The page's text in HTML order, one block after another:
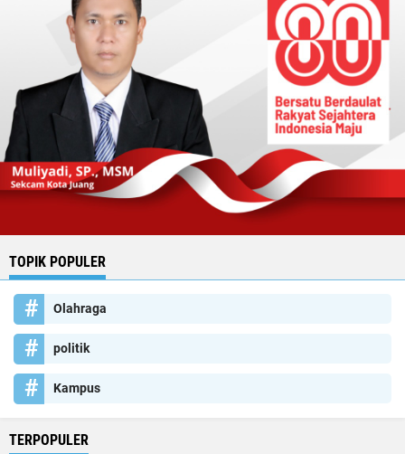
TOPIK POPULER
Olahraga
politik
Kampus
TERPOPULER